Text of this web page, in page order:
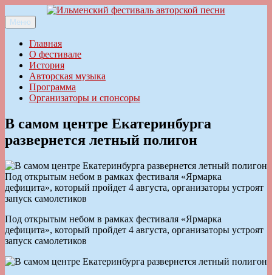
к
содержимому
Ильменский фестиваль авторской песни
Меню
Главная
О фестивале
История
Авторская музыка
Программа
Организаторы и спонсоры
В самом центре Екатеринбурга
развернется летный полигон
Под открытым небом в рамках фестиваля «Ярмарка
дефицита», который пройдет 4 августа, организаторы устроят
запуск самолетиков
Под открытым небом в рамках фестиваля «Ярмарка
дефицита», который пройдет 4 августа, организаторы устроят
запуск самолетиков